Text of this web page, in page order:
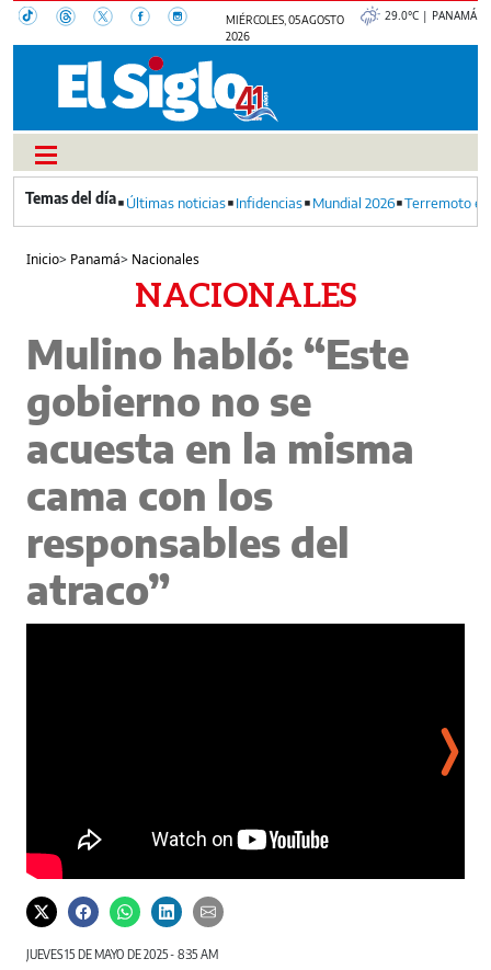
MIÉRCOLES, 05 AGOSTO
2026
29.0°C | PANAMÁ
Últimas noticias Infidencias Mundial 2026 Terremoto
Inicio> Panamá> Nacionales
NACIONALES
Mulino habló: “Este
gobierno no se
acuesta en la misma
cama con los
responsables del
atraco”
JUEVES 15 DE MAYO DE 2025 - 8:35 AM